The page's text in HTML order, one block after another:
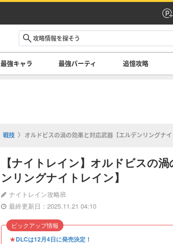
最強キャラ 最強パーティ 追憶攻略
戦技 オルドビスの渦の効果と対応武器【エルデンリングナイ
【ナイトレイン】オルドビスの
ンリングナイトレイン】
ナイトレイン攻略班
最終更新日：2025.11.21 04:10
★DLCは12月4日に発売決定！
ピックアップ情報